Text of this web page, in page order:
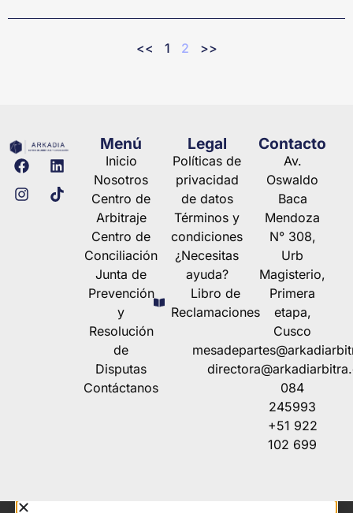
<< 1 2 >>
Menú
Inicio
Nosotros
Centro de
Arbitraje
Centro de
Conciliación
Junta de
Prevención
y
Resolución
de
Disputas
Contáctanos
Legal
Políticas de
privacidad
de datos
Términos y
condiciones
¿Necesitas
ayuda?
Libro de
Reclamaciones
Contacto
Av.
Oswaldo
Baca
Mendoza
N° 308,
Urb
Magisterio,
Primera
etapa,
Cusco
084
245993
+51 922
102 699